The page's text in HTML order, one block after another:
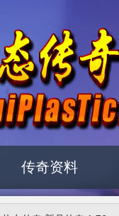
传奇资料